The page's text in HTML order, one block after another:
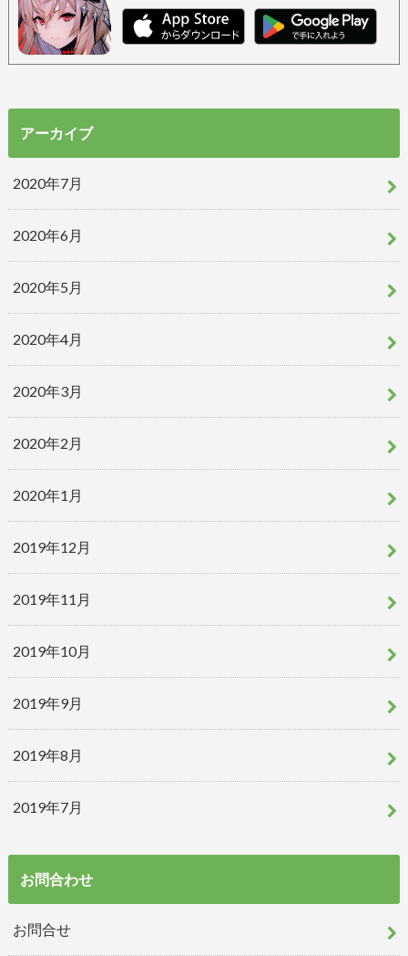
アーカイブ
2020年7月
2020年6月
2020年5月
2020年4月
2020年3月
2020年2月
2020年1月
2019年12月
2019年11月
2019年10月
2019年9月
2019年8月
2019年7月
お問合わせ
お問合せ